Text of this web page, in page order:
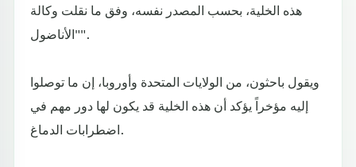
هذه الخلية، بحسب المصدر نفسه، وفق ما نقلت وكالة
"الأناضول".
ويقول باحثون، من الولايات المتحدة وأوروبا، إن ما توصلوا
إليه مؤخراً يؤكد أن هذه الخلية قد يكون لها دور مهم في
اضطرابات الدماغ.